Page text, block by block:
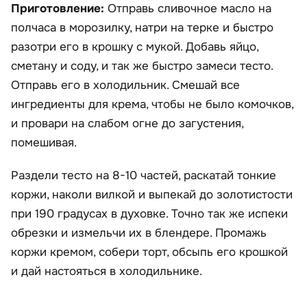
Приготовление: Отправь сливочное масло на
полчаса в морозилку, натри на терке и быстро
разотри его в крошку с мукой. Добавь яйцо,
сметану и соду, и так же быстро замеси тесто.
Отправь его в холодильник. Смешай все
ингредиенты для крема, чтобы не было комочков,
и провари на слабом огне до загустения,
помешивая.
Раздели тесто на 8-10 частей, раскатай тонкие
коржи, наколи вилкой и выпекай до золотистости
при 190 градусах в духовке. Точно так же испеки
обрезки и измельчи их в блендере. Промажь
коржи кремом, собери торт, обсыпь его крошкой
и дай настояться в холодильнике.